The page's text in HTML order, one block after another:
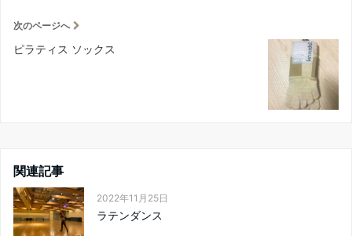
次のページへ
ピラティス ソックス
関連記事
2022年11月25日
ラテンダンス